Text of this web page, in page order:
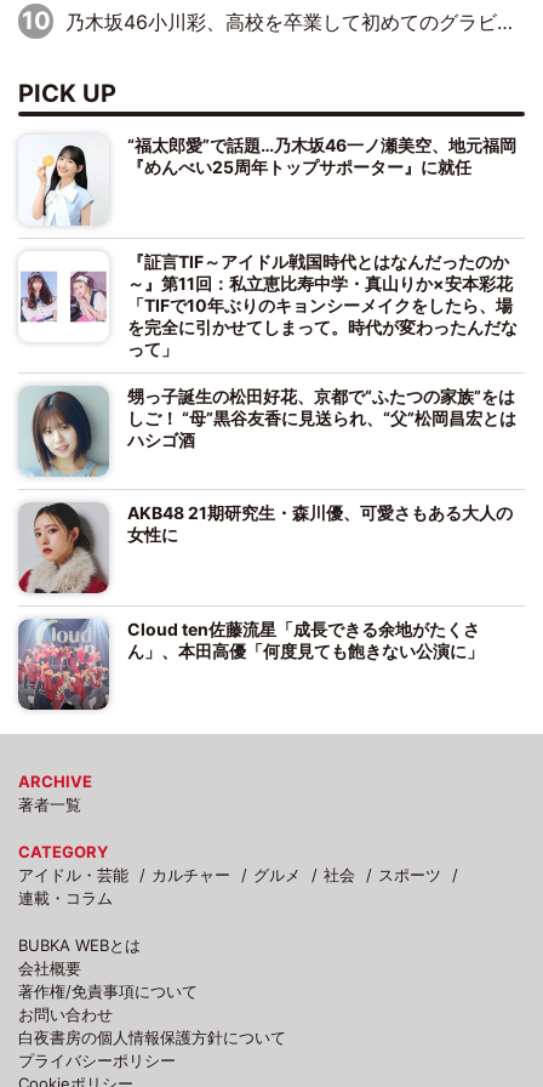
乃木坂46小川彩、高校を卒業して初めてのグラビア「大人になった感じがしました(笑)」
PICK UP
“福太郎愛”で話題…乃木坂46一ノ瀬美空、地元福岡
『めんべい25周年トップサポーター』に就任
『証言TIF～アイドル戦国時代とはなんだったのか
～』第11回：私立恵比寿中学・真山りか×安本彩花
「TIFで10年ぶりのキョンシーメイクをしたら、場
を完全に引かせてしまって。時代が変わったんだな
って」
甥っ子誕生の松田好花、京都で“ふたつの家族”をは
しご！ “母”黒谷友香に見送られ、“父”松岡昌宏とは
ハシゴ酒
AKB48 21期研究生・森川優、可愛さもある大人の
女性に
Cloud ten佐藤流星「成長できる余地がたくさ
ん」、本田高優「何度見ても飽きない公演に」
ARCHIVE
著者一覧
CATEGORY
アイドル・芸能
カルチャー グルメ 社会
スポーツ
連載・コラム
BUBKA WEBとは
会社概要
著作権/免責事項について
お問い合わせ
白夜書房の個人情報保護方針について
プライバシーポリシー